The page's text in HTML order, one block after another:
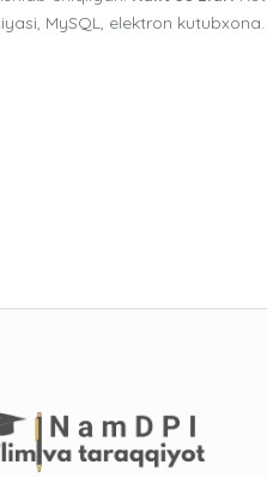
MySQL, elektron kutubxona.